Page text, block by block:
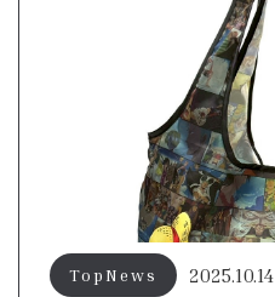
2025.10.14
TopNews